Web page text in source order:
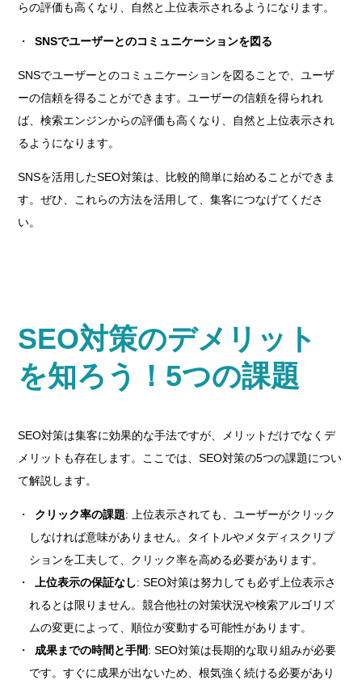
らの評価も高くなり、自然と上位表示されるようになります。
SNSでユーザーとのコミュニケーションを図る
SNSでユーザーとのコミュニケーションを図ることで、ユーザ
ーの信頼を得ることができます。ユーザーの信頼を得られれ
ば、検索エンジンからの評価も高くなり、自然と上位表示され
るようになります。
SNSを活用したSEO対策は、比較的簡単に始めることができま
す。ぜひ、これらの方法を活用して、集客につなげてくださ
い。
SEO対策のデメリット
を知ろう！5つの課題
SEO対策は集客に効果的な手法ですが、メリットだけでなくデ
メリットも存在します。ここでは、SEO対策の5つの課題につい
て解説します。
クリック率の課題: 上位表示されても、ユーザーがクリック
しなければ意味がありません。タイトルやメタディスクリプ
ションを工夫して、クリック率を高める必要があります。
上位表示の保証なし: SEO対策は努力しても必ず上位表示さ
れるとは限りません。競合他社の対策状況や検索アルゴリズ
ムの変更によって、順位が変動する可能性があります。
成果までの時間と手間: SEO対策は長期的な取り組みが必要
です。すぐに成果が出ないため、根気強く続ける必要があり